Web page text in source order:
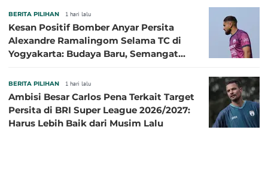
BERITA PILIHAN 1 hari lalu
Kesan Positif Bomber Anyar Persita
Alexandre Ramalingom Selama TC di
Yogyakarta: Budaya Baru, Semangat
BERITA PILIHAN 1 hari lalu
Ambisi Besar Carlos Pena Terkait Target
Persita di BRI Super League 2026/2027:
Harus Lebih Baik dari Musim Lalu